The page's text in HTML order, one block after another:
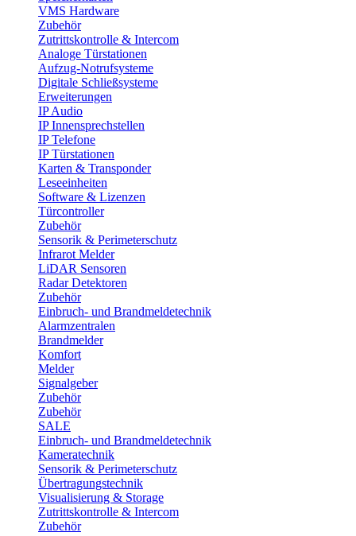
VMS Hardware
Zubehör
Zutrittskontrolle & Intercom
Analoge Türstationen
Aufzug-Notrufsysteme
Digitale Schließsysteme
Erweiterungen
IP Audio
IP Innensprechstellen
IP Telefone
IP Türstationen
Karten & Transponder
Leseeinheiten
Software & Lizenzen
Türcontroller
Zubehör
Sensorik & Perimeterschutz
Infrarot Melder
LiDAR Sensoren
Radar Detektoren
Zubehör
Einbruch- und Brandmeldetechnik
Alarmzentralen
Brandmelder
Komfort
Melder
Signalgeber
Zubehör
Zubehör
SALE
Einbruch- und Brandmeldetechnik
Kameratechnik
Sensorik & Perimeterschutz
Übertragungstechnik
Visualisierung & Storage
Zutrittskontrolle & Intercom
Zubehör